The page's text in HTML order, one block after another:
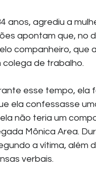
anos, agrediu a
apontam que, no
companheiro, que
de trabalho.
esse tempo, ela
ela confessasse
não teria um
Mônica Area.
a vítima, além
verbais.